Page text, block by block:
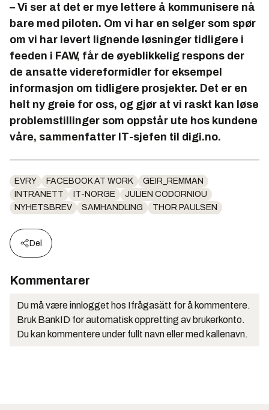
– Vi ser at det er mye lettere å kommunisere nå
bare med piloten. Om vi har en selger som spør
om vi har levert lignende løsninger tidligere i
feeden i FAW, får de øyeblikkelig respons der
de ansatte videreformidler for eksempel
informasjon om tidligere prosjekter. Det er en
helt ny greie for oss, og gjør at vi raskt kan løse
problemstillinger som oppstår ute hos kundene
våre, sammenfatter IT-sjefen til digi.no.
EVRY FACEBOOK AT WORK
GEIR_REMMAN
INTRANETT
IT-NORGE
JULIEN CODORNIOU
NYHETSBREV
SAMHANDLING THOR PAULSEN
Del
Kommentarer
Du må være innlogget hos Ifrågasätt for å kommentere.
Bruk BankID for automatisk oppretting av brukerkonto.
Du kan kommentere under fullt navn eller med kallenavn.